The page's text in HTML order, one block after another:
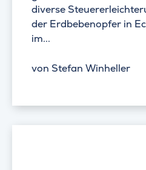
diverse
der Erdbebenopfer in
im...
von Stefan Winheller